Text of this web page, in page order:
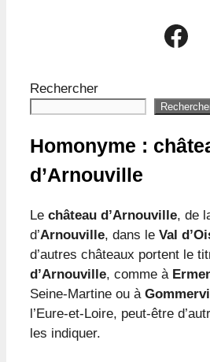
Le groupe
Rechercher
Homonyme :
d’Arnouville
Le château d’Arnouville, de
d’Arnouville, dans le Val
d’autres châteaux portent le
d’Arnouville, comme à
Seine-Martine ou à
l’Eure-et-Loire, peut-être
les indiquer.